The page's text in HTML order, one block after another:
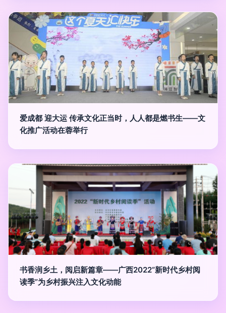
爱成都 迎大运 传承文化正当时，人人都是燃书生——文
化推广活动在蓉举行
书香润乡土，阅启新篇章——广西2022“新时代乡村阅
读季”为乡村振兴注入文化动能